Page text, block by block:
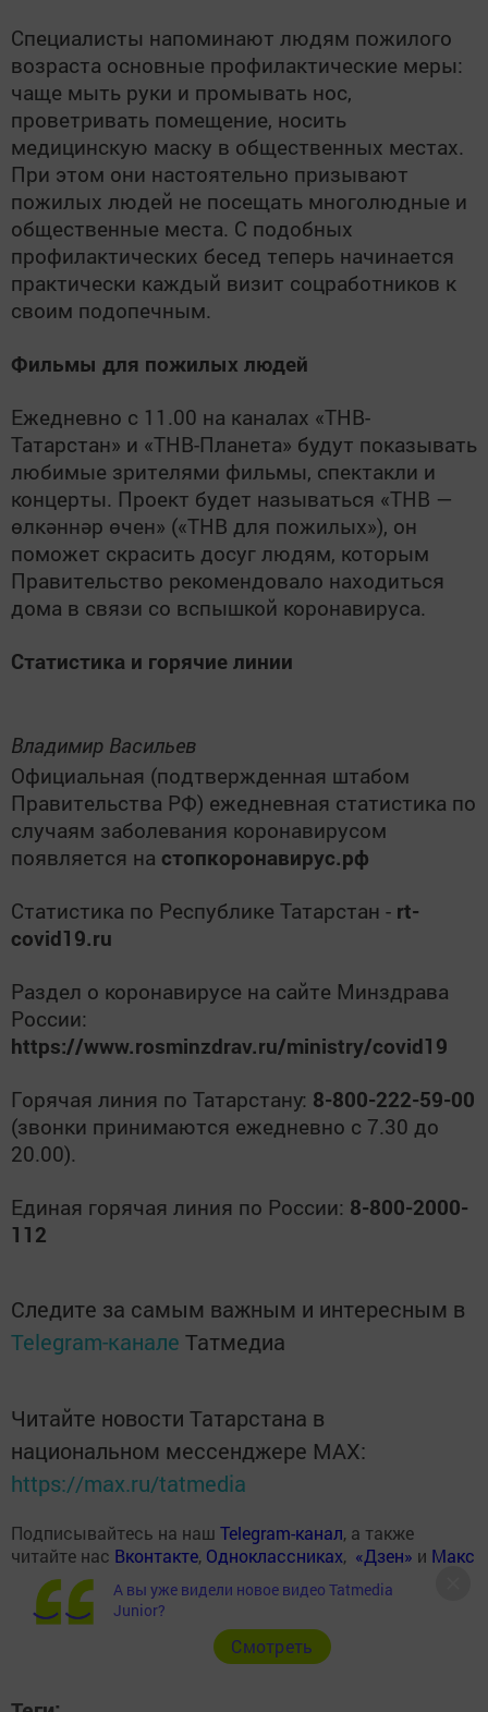
Специалисты напоминают людям пожилого
возраста основные профилактические меры:
чаще мыть руки и промывать нос,
проветривать помещение, носить
медицинскую маску в общественных местах.
При этом они настоятельно призывают
пожилых людей не посещать многолюдные и
общественные места. C подобных
профилактических бесед теперь начинается
практически каждый визит соцработников к
своим подопечным.
Фильмы для пожилых людей
Ежедневно с 11.00 на каналах «ТНВ-
Татарстан» и «ТНВ-Планета» будут показывать
любимые зрителями фильмы, спектакли и
концерты. Проект будет называться «ТНВ —
өлкәннәр өчен» («ТНВ для пожилых»), он
поможет скрасить досуг людям, которым
Правительство рекомендовало находиться
дома в связи со вспышкой коронавируса.
Статистика и горячие линии
Владимир Васильев
Официальная (подтвержденная штабом
Правительства РФ) ежедневная статистика по
случаям заболевания коронавирусом
появляется на стопкоронавирус.рф
Статистика по Республике Татарстан - rt-
covid19.ru
Раздел о коронавирусе на сайте Минздрава
России:
https://www.rosminzdrav.ru/ministry/covid19
Горячая линия по Татарстану: 8-800-222-59-00
(звонки принимаются ежедневно с 7.30 до
20.00).
Единая горячая линия по России: 8-800-2000-
112
Следите за самым важным и интересным в
Telegram-канале Татмедиа
Читайте новости Татарстана в
национальном мессенджере MАХ:
https://max.ru/tatmedia
Подписывайтесь на наш Telegram-канал, а также
читайте нас Вконтакте, Одноклассниках, «Дзен» и Макс
А вы уже видели новое видео Tatmedia
Junior?
Cмотреть